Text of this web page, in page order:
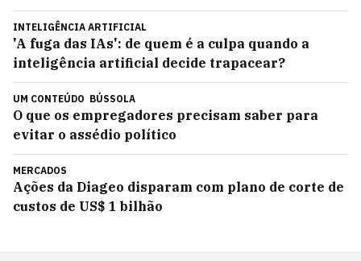
INTELIGÊNCIA ARTIFICIAL
'A fuga das IAs': de quem é a culpa quando a
inteligência artificial decide trapacear?
UM CONTEÚDO BÚSSOLA
O que os empregadores precisam saber para
evitar o assédio político
MERCADOS
Ações da Diageo disparam com plano de corte de
custos de US$ 1 bilhão